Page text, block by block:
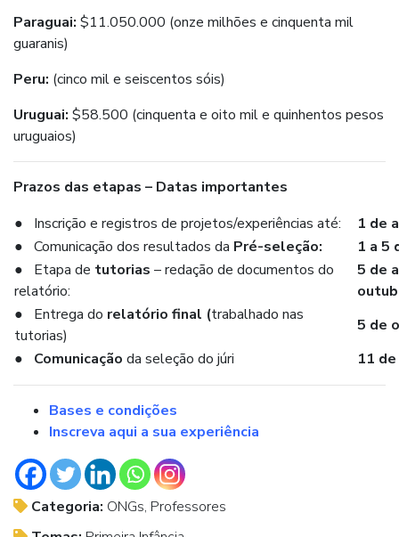
Paraguai: $11.050.000 (onze milhões e cinquenta mil
guaranis)
Peru: (cinco mil e seiscentos sóis)
Uruguai: $58.500 (cinquenta e oito mil e quinhentos pesos
uruguaios)
Prazos das etapas – Datas importantes
● Inscrição e registros de projetos/experiências até:
1 de
● Comunicação dos resultados da Pré-seleção:
1 a 5
● Etapa de tutorias – redação de documentos do
relatório:
5 de
● Entrega do relatório final (trabalhado nas
tutorias)
5 de
● Comunicação da seleção do júri 11
Bases e condições
Inscreva aqui a sua experiência
Categoria: ONGs, Professores